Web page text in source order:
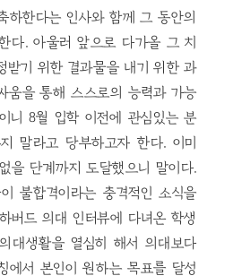
하한다는 인사와 함께 그 동안의
다. 아울러 앞으로 다가올 그 치
받기 위한 결과물을 내기 위한 과
움을 통해 스스로의 능력과 가능
니 8월 입학 이전에 관심있는 분
말라고 당부하고자 한다. 이미
을 단계까지 도달했으니 말이다.
불합격이라는 충격적인 소식을
버드 의대 인터뷰에 다녀온 학생
대생활을 열심히 해서 의대보다
에서 본인이 원하는 목표를 달성